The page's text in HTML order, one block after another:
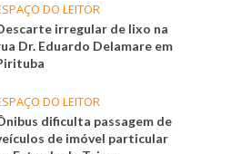
DO LEITOR
irregular de lixo na
Dr. Eduardo Delamare em
DO LEITOR
dificulta passagem de
de imóvel particular